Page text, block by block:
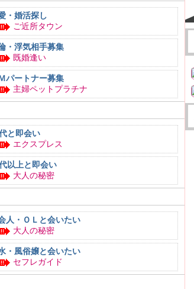
・婚活探し
ご近所タウン
・浮気相手募集
既婚逢い
パートナー募集
主婦ペットプラチナ
と即会い
エクスプレス
以上と即会い
大人の秘密
人・ＯＬと会いたい
大人の秘密
・風俗嬢と会いたい
セフレガイド